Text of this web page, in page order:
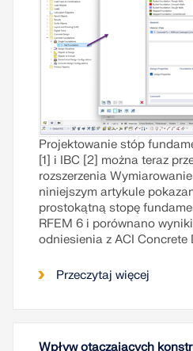
Projektowanie stóp
[1] i IBC [2] można teraz
rozszerzenia
niniejszym artykule
prostokątną stopę
RFEM 6 i porównano
odniesienia z ACI
Przeczytaj więcej
Wpływ otaczających